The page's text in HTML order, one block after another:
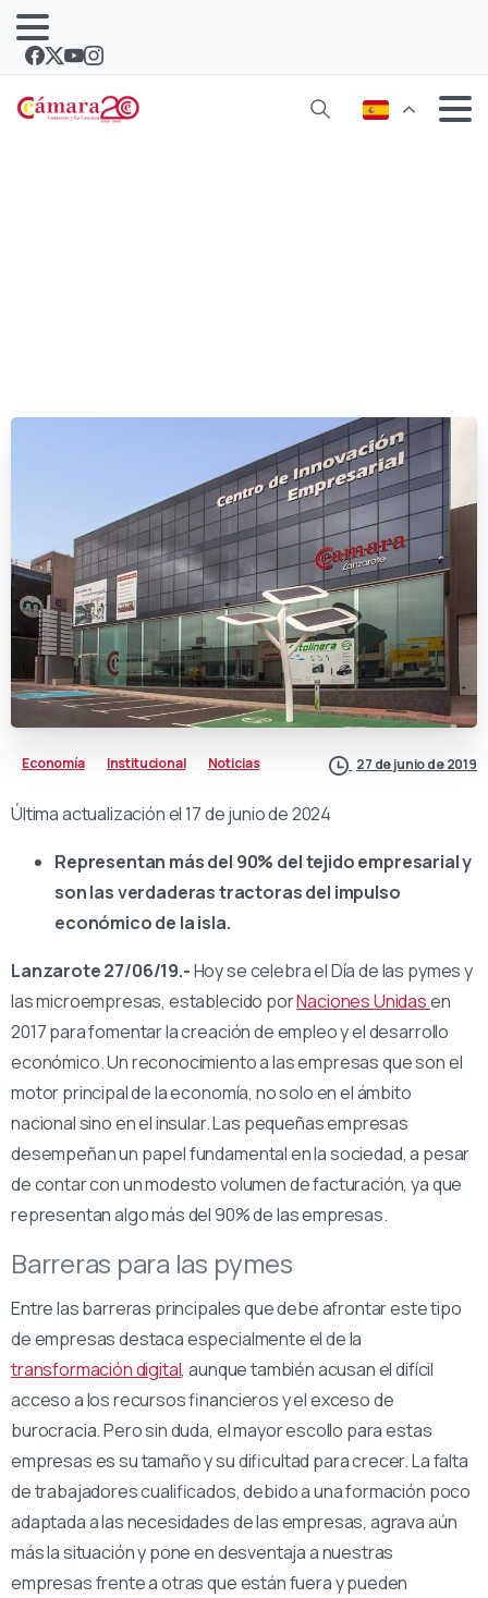
Economía Institucional Noticias 27 de junio de 2019
Última actualización el 17 de junio de 2024
Representan más del 90% del tejido empresarial y
son las verdaderas tractoras del impulso
económico de la isla.
Lanzarote 27/06/19.-Hoy se celebra el Día de las pymes y
las microempresas, establecido porNaciones Unidasen
2017 para fomentar la creación de empleo y el desarrollo
económico. Un reconocimiento a las empresas que son el
motor principal de la economía, no solo en el ámbito
nacional sino en el insular. Las pequeñas empresas
desempeñan un papel fundamental en la sociedad, a pesar
de contar con un modesto volumen de facturación, ya que
representan algo más del 90% de las empresas.
Barreras para las pymes
Entre las barreras principales que debe afrontar este tipo
de empresas destaca especialmente el de la
transformación digital, aunque también acusan el difícil
acceso a los recursos financieros y el exceso de
burocracia. Pero sin duda, el mayor escollo para estas
empresas es su tamaño y su dificultad para crecer. La falta
de trabajadores cualificados, debido a una formación poco
adaptada a las necesidades de las empresas, agrava aún
más la situación y pone en desventaja a nuestras
empresas frente a otras que están fuera y pueden